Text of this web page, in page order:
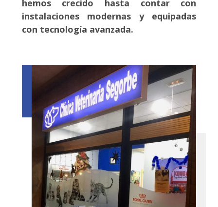
hemos crecido hasta contar con
instalaciones modernas y equipadas
con tecnología avanzada.